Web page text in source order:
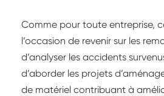
Comme pour toute entreprise,
l’occasion de revenir sur les
d’analyser les accidents
d’aborder les projets
de matériel contribuant à